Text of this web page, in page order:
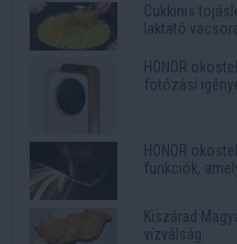
Cukkinis
laktató
HONOR
fotózási
HONOR
funkciók,
Kiszárad
vízválság